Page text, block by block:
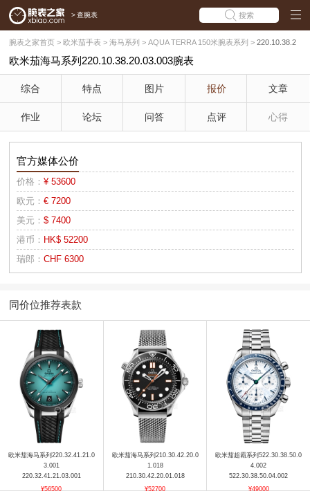
> 查腕表 搜索
腕表之家首页 > 欧米茄手表 > 海马系列 > AQUA TERRA 150米腕表系列 > 220.10.38.2
0.03.003
欧米茄海马系列220.10.38.20.03.003腕表
综合 特点 图片 报价 文章
作业 论坛 问答 点评 心得
官方媒体公价
价格： ¥ 53600
欧元： € 7200
美元： $ 7400
港币： HK$ 52200
瑞郎： CHF 6300
同价位推荐表款
欧米茄海马系列220.32.41.21.0
3.001
220.32.41.21.03.001
¥56500
欧米茄海马系列210.30.42.20.0
1.018
210.30.42.20.01.018
¥52700
欧米茄超霸系列522.30.38.50.0
4.002
522.30.38.50.04.002
¥49000